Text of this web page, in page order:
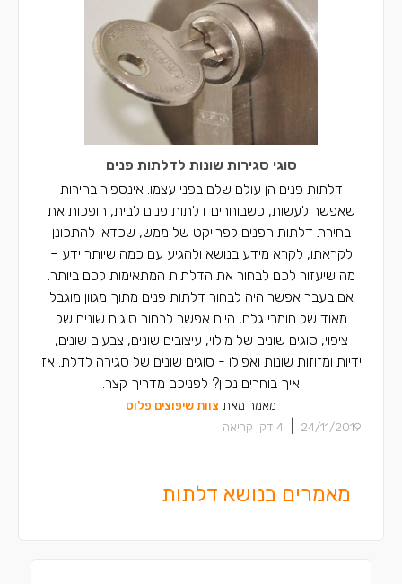
סוגי סגירות שונות לדלתות פנים
דלתות פנים הן עולם שלם בפני עצמו. אינספור בחירות
שאפשר לעשות, כשבוחרים דלתות פנים לבית, הופכות את
בחירת דלתות הפנים לפרויקט של ממש, שכדאי להתכונן
לקראתו, לקרא מידע בנושא ולהגיע עם כמה שיותר ידע –
מה שיעזור לכם לבחור את הדלתות המתאימות לכם ביותר.
אם בעבר אפשר היה לבחור דלתות פנים מתוך מגוון מוגבל
מאוד של חומרי גלם, היום אפשר לבחור סוגים שונים של
ציפוי, סוגים שונים של מילוי, עיצובים שונים, צבעים שונים,
ידיות ומזוזות שונות ואפילו - סוגים שונים של סגירה לדלת. אז
איך בוחרים נכון? לפניכם מדריך קצר.
מאמר מאת צוות שיפוצים פלוס
24/11/2019
4 דק' קריאה
מאמרים בנושא דלתות